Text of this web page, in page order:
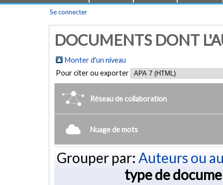
Se connecter
DOCUMENTS DONT
Monter d'un niveau
Pour citer ou exporter
Réseau de collaboration
Nuage de mots
Grouper par: Auteurs ou
type de